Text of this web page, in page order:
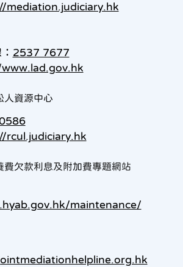
mediation.judiciary.hk
2537 7677
人資源中心
rcul.judiciary.hk
費欠款利息及附加費專題網站
maintenance/